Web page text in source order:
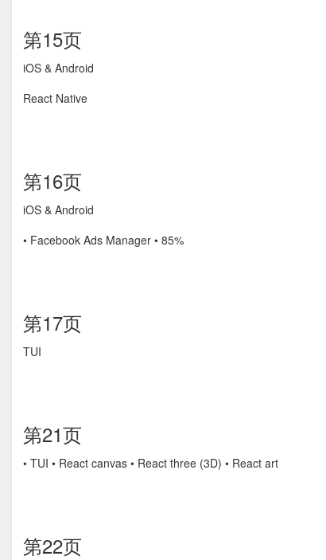
第15页
iOS & Android
React Native
第16页
iOS & Android
• Facebook Ads Manager • 85%
第17页
TUI
第21页
• TUI • React canvas • React three (3D) • React art
第22页